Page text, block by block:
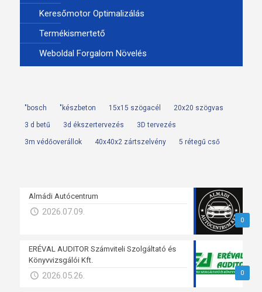
Keresőmotor Optimalizálás
Termékismertető
Weboldal Forgalom Növelés
"bosch "készbeton 15x15 szögacél 20x20 szögvas
3 d betű 3d ékszertervezés 3D tervezés
3m védőoverállok 40x40x2 zártszelvény 5 rétegű cső
0
Almádi Autócentrum
2026.07.09.
0
ERÉVAL AUDITOR Számviteli Szolgáltató és
Könyvvizsgálói Kft.
2026.05.26.